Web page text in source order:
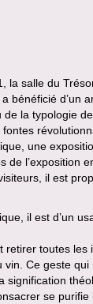
la salle du
bénéficié d’un
la typologie
une
de l’exposition
il est
il est d’un
retirer toutes les
vin. Ce geste qui
signification
se purifie